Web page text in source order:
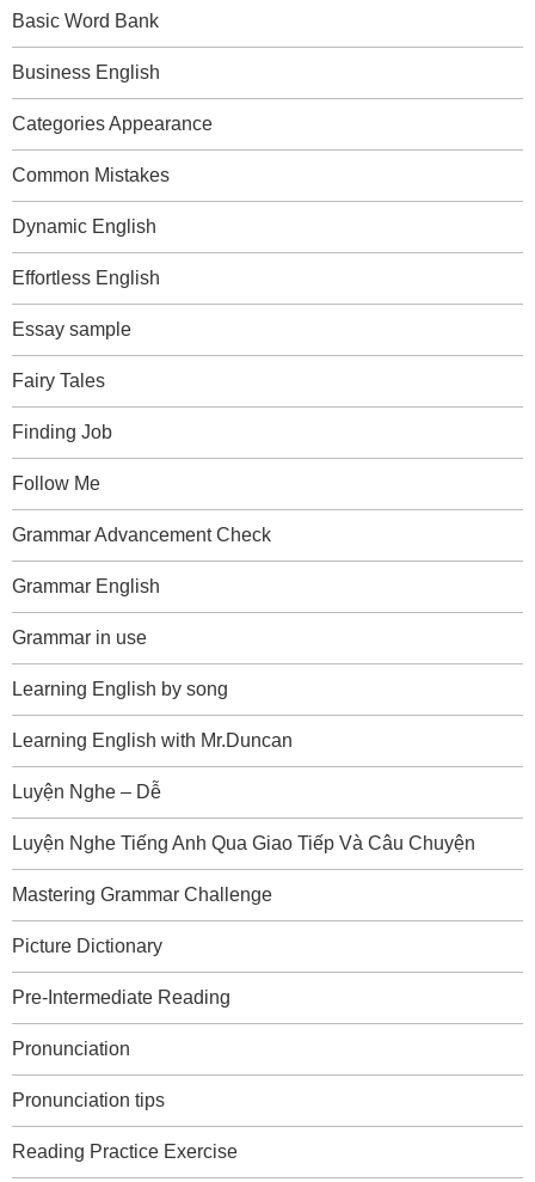
Basic Word Bank
Business English
Categories Appearance
Common Mistakes
Dynamic English
Effortless English
Essay sample
Fairy Tales
Finding Job
Follow Me
Grammar Advancement Check
Grammar English
Grammar in use
Learning English by song
Learning English with Mr.Duncan
Luyện Nghe – Dễ
Luyện Nghe Tiếng Anh Qua Giao Tiếp Và Câu Chuyện
Mastering Grammar Challenge
Picture Dictionary
Pre-Intermediate Reading
Pronunciation
Pronunciation tips
Reading Practice Exercise